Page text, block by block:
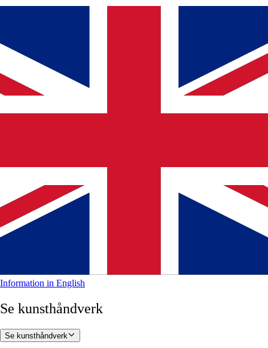
Information in English
Se kunsthåndverk
Se kunsthåndverk